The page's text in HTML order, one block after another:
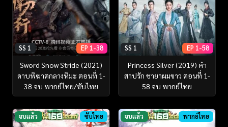
SS 1 EP 1-38
Sword Snow Stride (2021)
ดาบพิฆาตกลางหิมะ ตอนที่ 1-
38 จบ พากย์ไทย/ซับไทย
SS 1 EP 1-58
Princess Silver (2019) คำ
สาปรัก ชายาผมขาว ตอนที่ 1-
58 จบ พากย์ไทย
จบแล้ว ซับไทย จบแล้ว พากย์ไทย